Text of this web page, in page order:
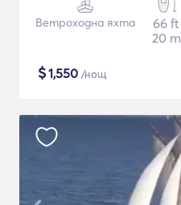
Ветроходна яхта
66 ft
20 m
$1,550 /нощ